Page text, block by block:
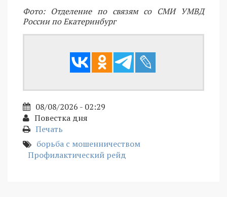
Фото: Отделение по связям со СМИ УМВД
России по Екатеринбург
08/08/2026 - 02:29
Повестка дня
Печать
борьба с мошенничеством
Профилактический рейд